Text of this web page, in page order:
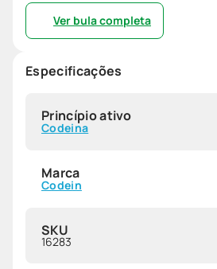
Ver bula completa
Especificações
Princípio ativo
Codeina
Marca
Codein
SKU
16283